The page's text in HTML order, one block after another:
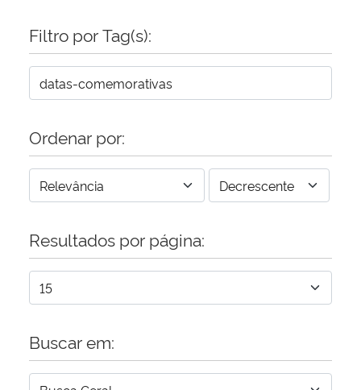
Secretaria-Geral
Gabinete de Segurança Institucional
Advocacia-Geral da União
Banco Central do Brasil
Planalto
Filtro por Tag(s):
Ordenar por:
Resultados por página:
Buscar em: